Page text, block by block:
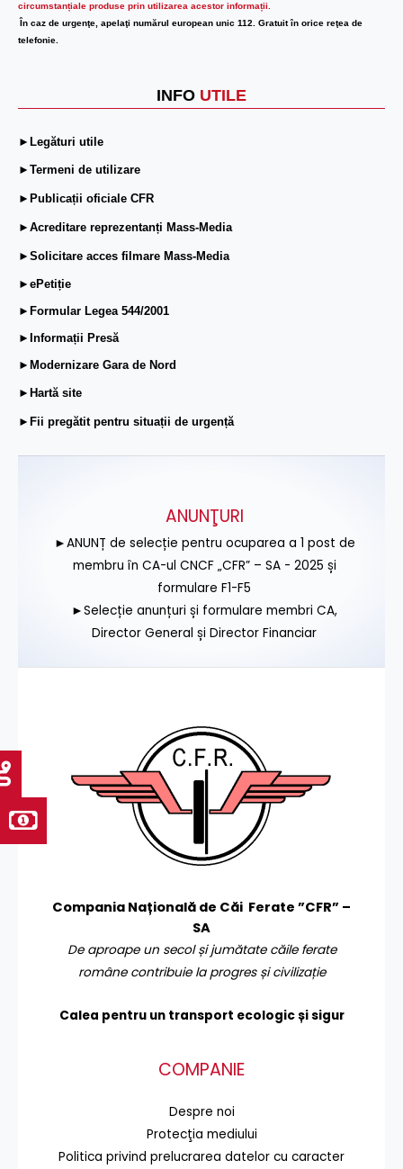
circumstanțiale produse prin utilizarea acestor informații.
În caz de urgenţe, apelaţi numărul european unic 112. Gratuit în orice reţea de
telefonie.
INFO UTILE
►Legături utile
►Termeni de utilizare
►Publicații oficiale CFR
►Acreditare reprezentanți Mass-Media
►Solicitare acces filmare Mass-Media
►ePetiție
►Formular Legea 544/2001
►Informații Presă
►Modernizare Gara de Nord
►Hartă site
►Fii pregătit pentru situații de urgență
ANUNŢURI
►ANUNȚ de selecție pentru ocuparea a 1 post de
membru în CA-ul CNCF „CFR” – SA - 2025 și
formulare F1-F5
►Selecție anunțuri și formulare membri CA,
Director General și Director Financiar
Compania Națională de Căi Ferate ”CFR” –
SA
De aproape un secol și jumătate căile ferate
române contribuie la progres și civilizație
Calea pentru un transport ecologic și sigur
COMPANIE
Despre noi
Protecţia mediului
Politica privind prelucrarea datelor cu caracter